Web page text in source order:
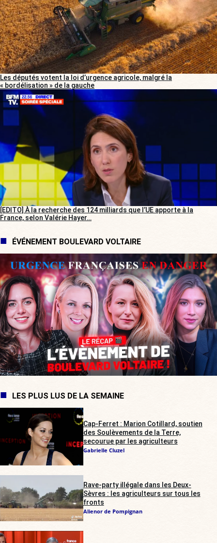
Les députés votent la loi d’urgence agricole, malgré la
« bordélisation » de la gauche
[EDITO] À la recherche des 124 milliards que l’UE apporte à la
France, selon Valérie Hayer…
ÉVÉNEMENT BOULEVARD VOLTAIRE
LES PLUS LUS DE LA SEMAINE
Cap-Ferret : Marion Cotillard, soutien
des Soulèvements de la Terre,
secourue par les agriculteurs
Gabrielle Cluzel
Rave-party illégale dans les Deux-
Sèvres : les agriculteurs sur tous les
fronts
Alienor de Pompignan